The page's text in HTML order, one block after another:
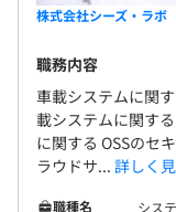
株式会社シーズ・ラボ
職務内容
車載システムに関
載システムに関す
に関する OSSのセ
ラウドサ... 詳しく
職種名
シス